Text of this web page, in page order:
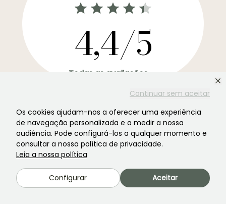
Continuar sem aceitar
Os cookies ajudam-nos a oferecer uma experiência
de navegação personalizada e a medir a nossa
audiência. Pode configurá-los a qualquer momento e
consultar a nossa política de privacidade.
Leia a nossa política
Configurar Aceitar
4,4/5
Todas as avaliações →
seu jardim durante todo o ano.
Inscrever-se →